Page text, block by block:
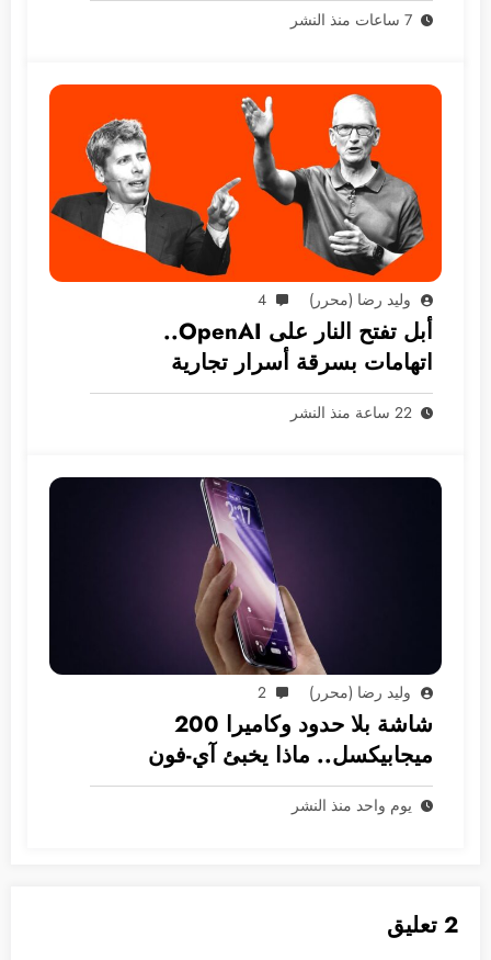
7 ساعات منذ النشر
وليد رضا (محرر) 4
أبل تفتح النار على OpenAI..
اتهامات بسرقة أسرار تجارية
22 ساعة منذ النشر
وليد رضا (محرر) 2
شاشة بلا حدود وكاميرا 200
ميجابيكسل.. ماذا يخبئ آي-فون
2028؟
يوم واحد منذ النشر
2 تعليق